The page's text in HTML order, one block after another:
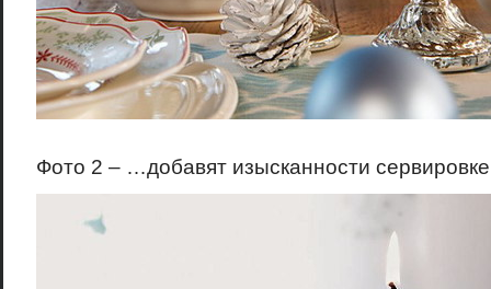
Фото 2 – …добавят изысканности